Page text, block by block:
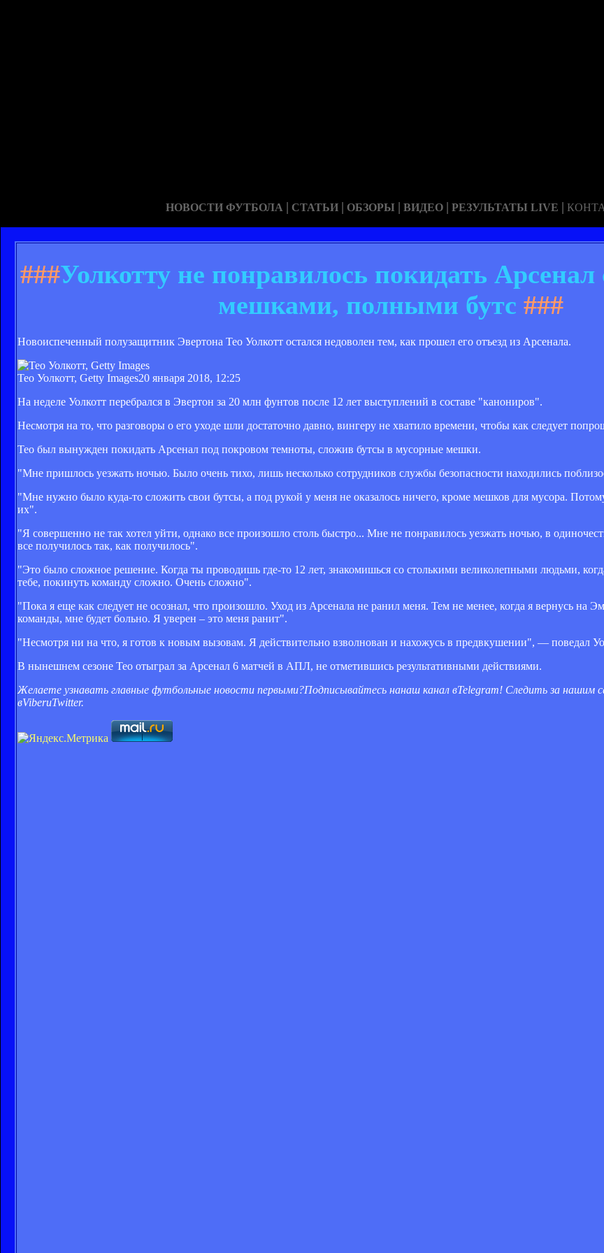
НОВОСТИ ФУТБОЛА | СТАТЬИ | ОБЗОРЫ | ВИДЕО | РЕЗУЛЬТАТЫ LIVE |
###Уолкотту не понравилось покидать
мешками, полными бутс ###
Новоиспеченный полузащитник Эвертона Тео Уолкотт остался недоволен тем, как прошел его отъезд из Арсенала.
Тео Уолкотт, Getty Images20 января 2018, 12:25
На неделе Уолкотт перебрался в Эвертон за 20 млн фунтов после 12 лет выступлений в составе "канониров".
Несмотря на то, что разговоры о его уходе шли достаточно давно, вингеру не хватило времени, чтобы как следует
Тео был вынужден покидать Арсенал под покровом темноты, сложив бутсы в мусорные мешки.
"Мне пришлось уезжать ночью. Было очень тихо, лишь несколько сотрудников службы безопасности находились
"Мне нужно было куда-то сложить свои бутсы, а под рукой у меня не оказалось ничего, кроме мешков для мусора.
их".
"Я совершенно не так хотел уйти, однако все произошло столь быстро... Мне не понравилось уезжать ночью, в
все получилось так, как получилось".
"Это было сложное решение. Когда ты проводишь где-то 12 лет, знакомишься со столькими великолепными людьми,
тебе, покинуть команду сложно. Очень сложно".
"Пока я еще как следует не осознал, что произошло. Уход из Арсенала не ранил меня. Тем не менее, когда я вернусь на
команды, мне будет больно. Я уверен – это меня ранит".
"Несмотря ни на что, я готов к новым вызовам. Я действительно взволнован и нахожусь в предвкушении", — поведал
В нынешнем сезоне Тео отыграл за Арсенал 6 матчей в АПЛ, не отметившись результативными действиями.
Желаете узнавать главные футбольные новости первыми?Подписывайтесь нанаш канал вTelegram! Следить за нашим
вViberиTwitter.